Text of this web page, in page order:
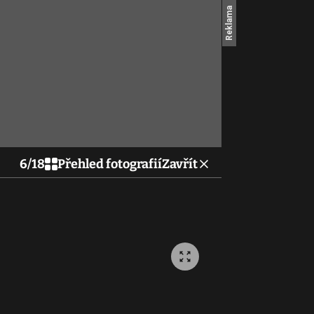
6/18 Přehled fotografiíZavřít